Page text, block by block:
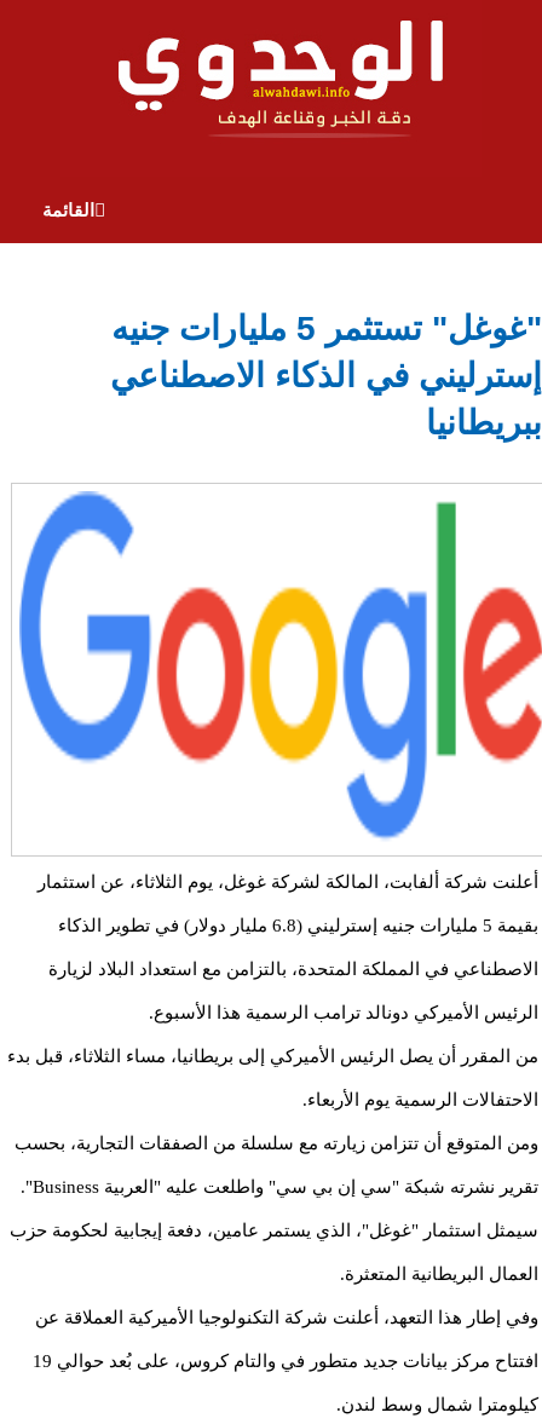
القائمة
"غوغل" تستثمر 5 مليارات جنيه
إسترليني في الذكاء الاصطناعي
ببريطانيا
أعلنت شركة ألفابت، المالكة لشركة غوغل، يوم الثلاثاء، عن استثمار
بقيمة 5 مليارات جنيه إسترليني (6.8 مليار دولار) في تطوير الذكاء
الاصطناعي في المملكة المتحدة، بالتزامن مع استعداد البلاد لزيارة
الرئيس الأميركي دونالد ترامب الرسمية هذا الأسبوع.
من المقرر أن يصل الرئيس الأميركي إلى بريطانيا، مساء الثلاثاء، قبل بدء
الاحتفالات الرسمية يوم الأربعاء.
ومن المتوقع أن تتزامن زيارته مع سلسلة من الصفقات التجارية، بحسب
تقرير نشرته شبكة "سي إن بي سي" واطلعت عليه "العربية Business".
سيمثل استثمار "غوغل"، الذي يستمر عامين، دفعة إيجابية لحكومة حزب
العمال البريطانية المتعثرة.
وفي إطار هذا التعهد، أعلنت شركة التكنولوجيا الأميركية العملاقة عن
افتتاح مركز بيانات جديد متطور في والتام كروس، على بُعد حوالي 19
كيلومترا شمال وسط لندن.